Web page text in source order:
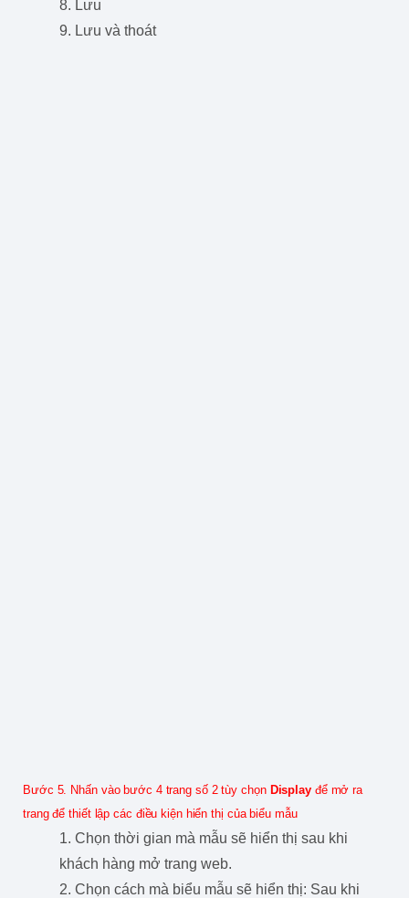
8. Lưu
9. Lưu và thoát
Bước 5. Nhấn vào bước 4 trang số 2 tùy chọn Displayđể mở ra
trang để thiết lập các điều kiện hiển thị của biểu mẫu
1. Chọn thời gian mà mẫu sẽ hiển thị sau khi
khách hàng mở trang web.
2. Chọn cách mà biểu mẫu sẽ hiển thị: Sau khi